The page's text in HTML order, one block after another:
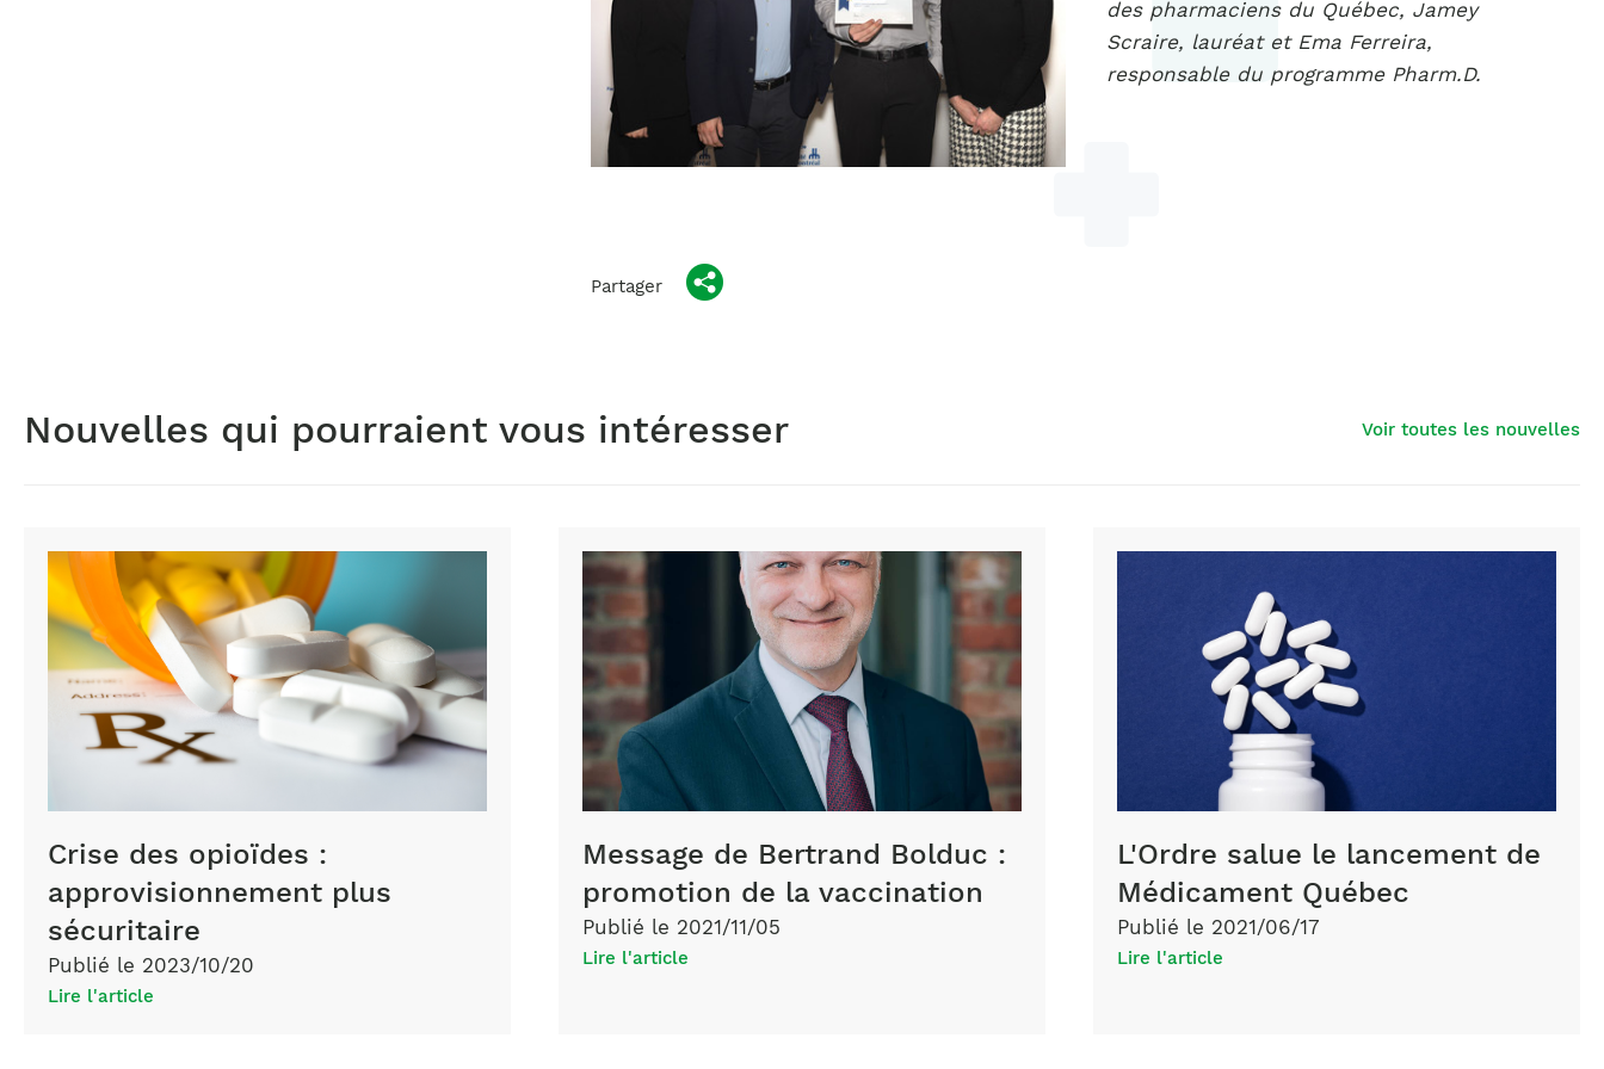
des pharmaciens du Québec, Jamey
Scraire, lauréat et Ema Ferreira,
responsable du programme Pharm.D.
Partager
Nouvelles qui pourraient vous intéresser Voir toutes les nouvelles
Crise des opioïdes :
approvisionnement plus
sécuritaire
Publié le 2023/10/20
Lire l'article
Message de Bertrand Bolduc :
promotion de la vaccination
Publié le 2021/11/05
Lire l'article
L'Ordre salue le lancement de
Médicament Québec
Publié le 2021/06/17
Lire l'article